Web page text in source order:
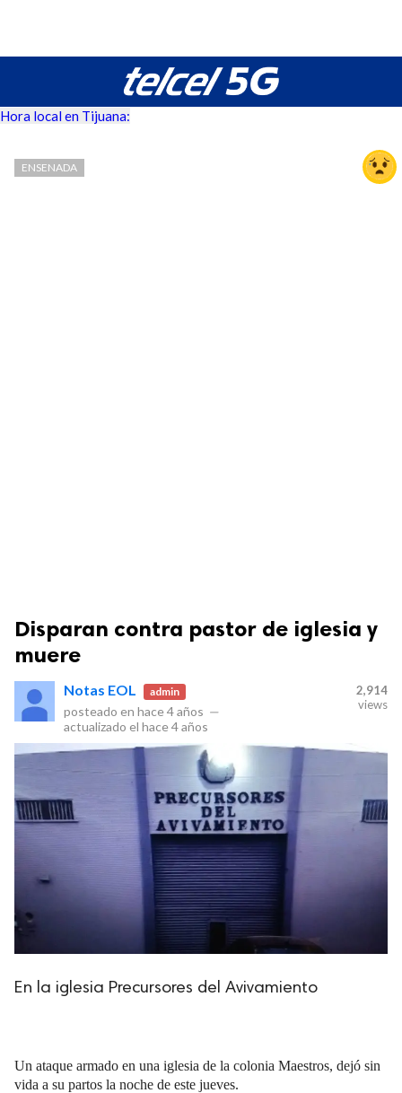
Hora local en Tijuana:
ENSENADA
Disparan contra pastor de iglesia y
muere
Notas EOL admin
posteado en hace 4 años —
actualizado el hace 4 años
2,914
views
En la iglesia Precursores del Avivamiento
Un ataque armado en una iglesia de la colonia Maestros, dejó sin
vida a su partos la noche de este jueves.